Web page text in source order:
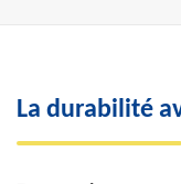
La durabilité